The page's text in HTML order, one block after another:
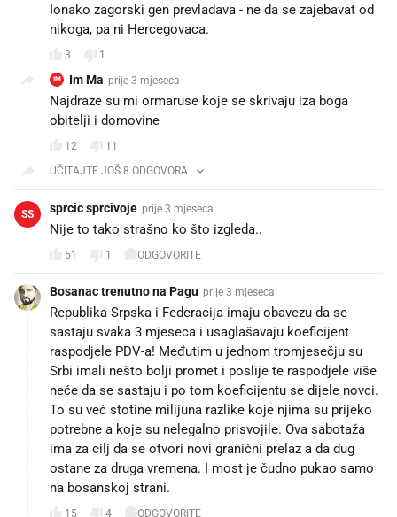
Ionako zagorski gen prevladava - ne da se zajebavat od
nikoga, pa ni Hercegovaca.
3 1
IM Im Ma prije 3 mjeseca
Najdraze su mi ormaruse koje se skrivaju iza boga
obitelji i domovine
12
11
UČITAJTE JOŠ 8 ODGOVORA
SS sprcic sprcivoje prije 3 mjeseca
Nije to tako strašno ko što izgleda..
51 1 ODGOVORITE
Bosanac trenutno na Pagu prije 3 mjeseca
Republika Srpska i Federacija imaju obavezu da se
sastaju svaka 3 mjeseca i usaglašavaju koeficijent
raspodjele PDV-a! Međutim u jednom tromjesečju su
Srbi imali nešto bolji promet i poslije te raspodjele više
neće da se sastaju i po tom koeficijentu se dijele novci.
To su već stotine milijuna razlike koje njima su prijeko
potrebne a koje su nelegalno prisvojile. Ova sabotaža
ima za cilj da se otvori novi granični prelaz a da dug
ostane za druga vremena. I most je čudno pukao samo
na bosanskoj strani.
15 4 ODGOVORITE